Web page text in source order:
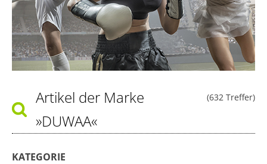
(632 Treffer)
Artikel der Marke
»DUWAA«
KATEGORIE